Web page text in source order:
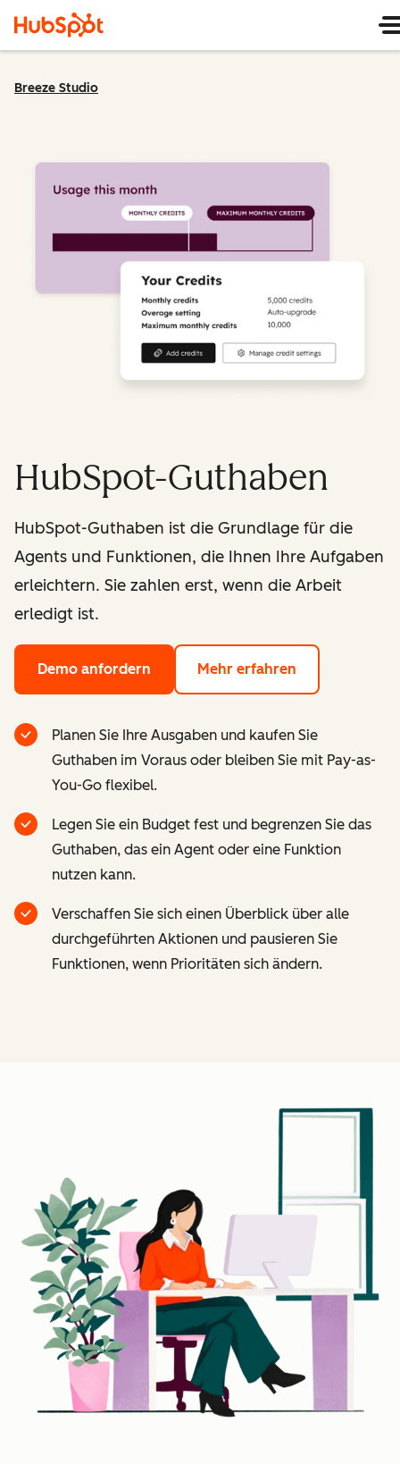
Breeze Studio
HubSpot-Guthaben
HubSpot-Guthaben ist die Grundlage für die
Agents und Funktionen, die Ihnen Ihre Aufgaben
erleichtern. Sie zahlen erst, wenn die Arbeit
erledigt ist.
Demo anfordern Mehr erfahren
Planen Sie Ihre Ausgaben und kaufen Sie
Guthaben im Voraus oder bleiben Sie mit Pay-as-
You-Go flexibel.
Legen Sie ein Budget fest und begrenzen Sie das
Guthaben, das ein Agent oder eine Funktion
nutzen kann.
Verschaffen Sie sich einen Überblick über alle
durchgeführten Aktionen und pausieren Sie
Funktionen, wenn Prioritäten sich ändern.